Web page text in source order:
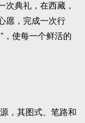
次典礼，在西藏，
愿，完成一次行
，使每一个鲜活的
，其图式、笔路和